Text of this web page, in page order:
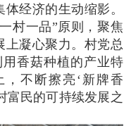
经济的生动缩影。
村一品”原则，聚焦
上凝心聚力。村党总
香菇种植的产业特
不断擦亮‘新牌香
富民的可持续发展之